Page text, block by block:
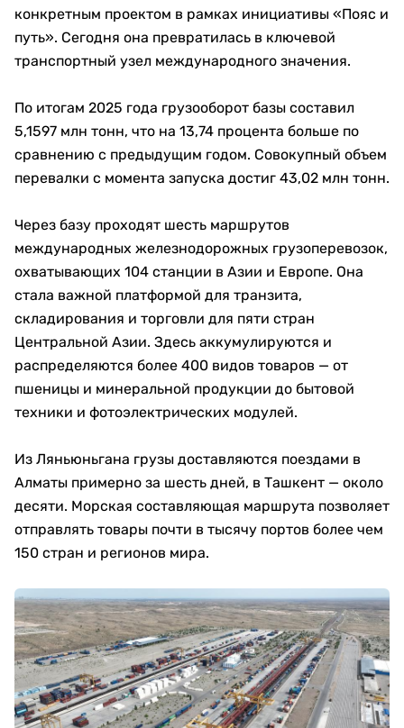
конкретным проектом в рамках инициативы «Пояс и
путь». Сегодня она превратилась в ключевой
транспортный узел международного значения.
По итогам 2025 года грузооборот базы составил
5,1597 млн тонн, что на 13,74 процента больше по
сравнению с предыдущим годом. Совокупный объем
перевалки с момента запуска достиг 43,02 млн тонн.
Через базу проходят шесть маршрутов
международных железнодорожных грузоперевозок,
охватывающих 104 станции в Азии и Европе. Она
стала важной платформой для транзита,
складирования и торговли для пяти стран
Центральной Азии. Здесь аккумулируются и
распределяются более 400 видов товаров — от
пшеницы и минеральной продукции до бытовой
техники и фотоэлектрических модулей.
Из Ляньюньгана грузы доставляются поездами в
Алматы примерно за шесть дней, в Ташкент — около
десяти. Морская составляющая маршрута позволяет
отправлять товары почти в тысячу портов более чем
150 стран и регионов мира.